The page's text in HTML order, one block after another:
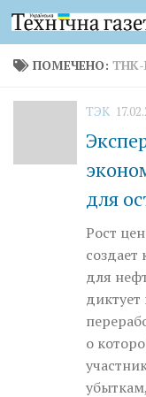
Перейти к
ПОМЕЧЕНО: ТНК-
ТЭК
для
Рост
для
о